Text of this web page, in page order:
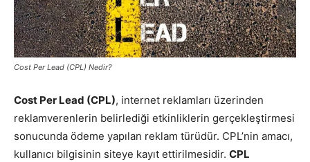
ve
–
Cost Per Lead (CPL) Nedir?
Cost Per Lead (CPL), internet reklamları üzerinden
reklamverenlerin belirlediği etkinliklerin gerçekleştirmesi
sonucunda ödeme yapılan reklam türüdür. CPL’nin amacı,
kullanıcı bilgisinin siteye kayıt ettirilmesidir. CPL